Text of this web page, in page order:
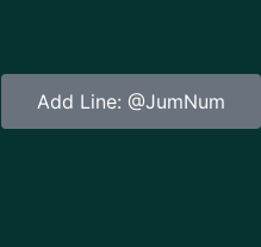
Add Line: @JumNum